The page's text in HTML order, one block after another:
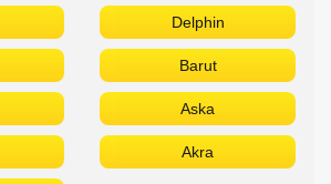
Delphin
Barut
Aska
Akra